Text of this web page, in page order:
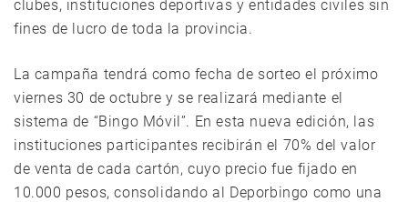
clubes, instituciones deportivas y entidades civiles sin
fines de lucro de toda la provincia.
La campaña tendrá como fecha de sorteo el próximo
viernes 30 de octubre y se realizará mediante el
sistema de “Bingo Móvil”. En esta nueva edición, las
instituciones participantes recibirán el 70% del valor
de venta de cada cartón, cuyo precio fue fijado en
10.000 pesos, consolidando al Deporbingo como una